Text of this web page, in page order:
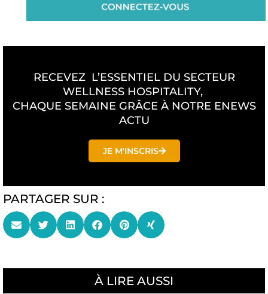
RECEVEZ L’ESSENTIEL DU SECTEUR
WELLNESS HOSPITALITY,
CHAQUE SEMAINE GRÂCE À NOTRE ENEWS
ACTU
JE M'INSCRIS
PARTAGER SUR :
À LIRE AUSSI